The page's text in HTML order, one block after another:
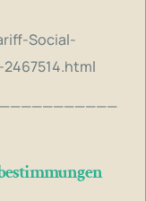
Social-